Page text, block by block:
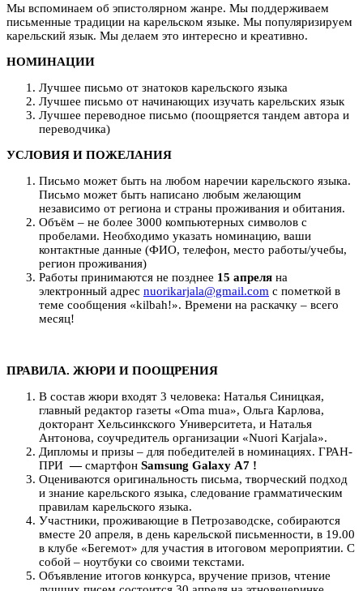
Мы вспоминаем об эпистолярном жанре. Мы поддерживаем
письменные традиции на карельском языке. Мы популяризируем
карельский язык. Мы делаем это интересно и креативно.
НОМИНАЦИИ
Лучшее письмо от знатоков карельского языка
Лучшее письмо от начинающих изучать карельских язык
Лучшее переводное письмо (поощряется тандем автора и
переводчика)
УСЛОВИЯ И ПОЖЕЛАНИЯ
Письмо может быть на любом наречии карельского языка.
Письмо может быть написано любым желающим
независимо от региона и страны проживания и обитания.
Объём – не более 3000 компьютерных символов с
пробелами. Необходимо указать номинацию, ваши
контактные данные (ФИО, телефон, место работы/учебы,
регион проживания)
Работы принимаются не позднее 15 апреля на
электронный адрес nuorikarjala@gmail.com с пометкой в
теме сообщения «kilbah!». Времени на раскачку – всего
месяц!
ПРАВИЛА. ЖЮРИ И ПООЩРЕНИЯ
В состав жюри входят 3 человека: Наталья Синицкая,
главный редактор газеты «Oma mua», Ольга Карлова,
докторант Хельсинкского Университета, и Наталья
Антонова, соучредитель организации «Nuori Karjala».
Дипломы и призы – для победителей в номинациях. ГРАН-
ПРИ —смартфон Samsung Galaxy A7 !
Оцениваются оригинальность письма, творческий подход
и знание карельского языка, следование грамматическим
правилам карельского языка.
Участники, проживающие в Петрозаводске, собираются
вместе 20 апреля, в день карельской письменности, в 19.00
в клубе «Бегемот» для участия в итоговом мероприятии. С
собой – ноутбуки со своими текстами.
Объявление итогов конкурса, вручение призов, чтение